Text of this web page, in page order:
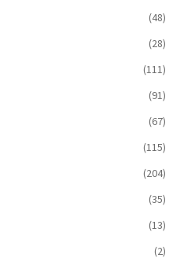
(48)
(28)
(111)
(91)
(67)
(115)
(204)
(35)
(13)
(2)